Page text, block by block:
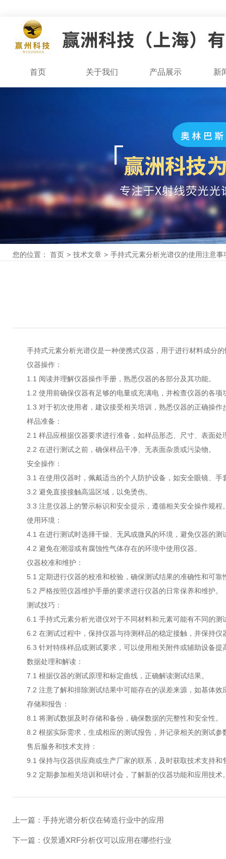
首页 关于我们 产品展示 新
您的位置： 首页 > 技术文章 > 手持式元素分析光谱仪的使用注意事
手持式元素分析光谱仪是一种便携式仪器，用于进行材料成分的
仪器操作：
1.1 阅读并理解仪器操作手册，熟悉仪器的各部分及其功能。
1.2 使用前确保仪器有足够的电量或充满电，并检查仪器的各项
1.3 对于初次使用者，建议接受相关培训，熟悉仪器的正确操作
样品准备：
2.1 样品应根据仪器要求进行准备，如样品形态、尺寸、表面处
2.2 在进行测试之前，确保样品干净、无表面杂质或污染物。
安全操作：
3.1 在使用仪器时，佩戴适当的个人防护设备，如安全眼镜、手
3.2 避免直接接触高温区域，以免烫伤。
3.3 注意仪器上的警示标识和安全提示，遵循相关安全操作规程
使用环境：
4.1 在进行测试时选择干燥、无风或微风的环境，避免仪器的测
4.2 避免在潮湿或有腐蚀性气体存在的环境中使用仪器。
仪器校准和维护：
5.1 定期进行仪器的校准和校验，确保测试结果的准确性和可靠
5.2 严格按照仪器维护手册的要求进行仪器的日常保养和维护。
测试技巧：
6.1 手持式元素分析光谱仪对于不同材料和元素可能有不同的测
6.2 在测试过程中，保持仪器与待测样品的稳定接触，并保持仪
6.3 针对特殊样品或测试要求，可以使用相关附件或辅助设备提
数据处理和解读：
7.1 根据仪器的测试原理和标定曲线，正确解读测试结果。
7.2 注意了解和排除测试结果中可能存在的误差来源，如基体效
存储和报告：
8.1 将测试数据及时存储和备份，确保数据的完整性和安全性。
8.2 根据实际需求，生成相应的测试报告，并记录相关的测试参
售后服务和技术支持：
9.1 保持与仪器供应商或生产厂家的联系，及时获取技术支持和
9.2 定期参加相关培训和研讨会，了解新的仪器功能和应用技术
上一篇： 手持光谱分析仪在铸造行业中的应用
下一篇： 仪景通XRF分析仪可以应用在哪些行业